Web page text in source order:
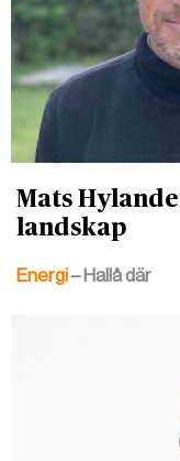
Mats
landskap
Energi– Hallå där